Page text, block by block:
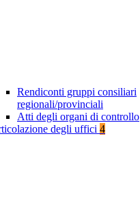
Rendiconti gruppi consiliari
regionali/provinciali
Atti degli organi di controllo
degli uffici 4